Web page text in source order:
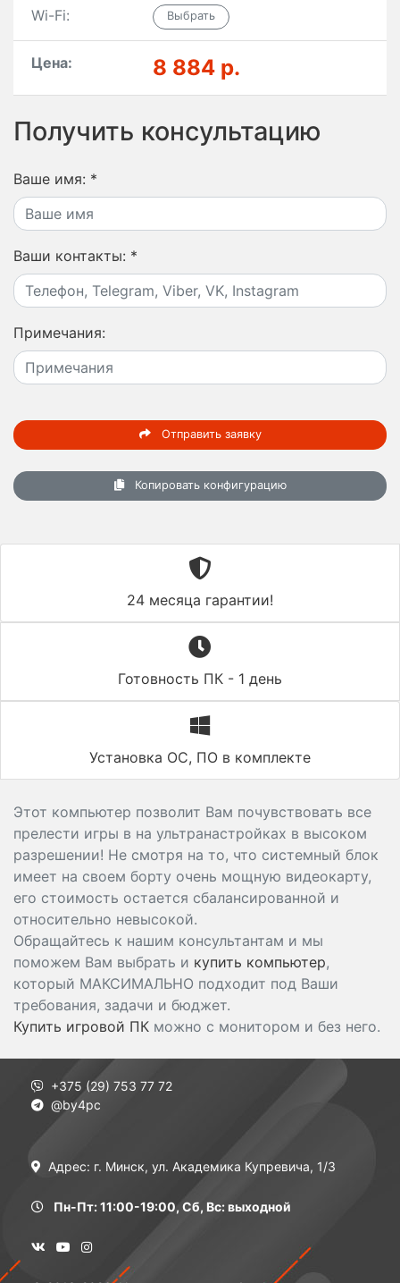
Wi-Fi:
Цена: 8 884 р.
Получить консультацию
Ваше имя: *
Ваши контакты: *
Примечания:
Отправить заявку
Копировать конфигурацию
24 месяца гарантии!
Готовность ПК - 1 день
Установка ОС, ПО в комплекте
Этот компьютер позволит Вам почувствовать все
прелести игры в на ультранастройках в высоком
разрешении! Не смотря на то, что системный блок
имеет на своем борту очень мощную видеокарту,
его стоимость остается сбалансированной и
относительно невысокой.
Обращайтесь к нашим консультантам и мы
поможем Вам выбрать и купить компьютер,
который МАКСИМАЛЬНО подходит под Ваши
требования, задачи и бюджет.
Купить игровой ПК можно с монитором и без него.
+375 (29) 753 77 72
@by4pc
Адрес: г. Минск, ул. Академика Купревича, 1/3
Пн-Пт: 11:00-19:00, Сб, Вс: выходной